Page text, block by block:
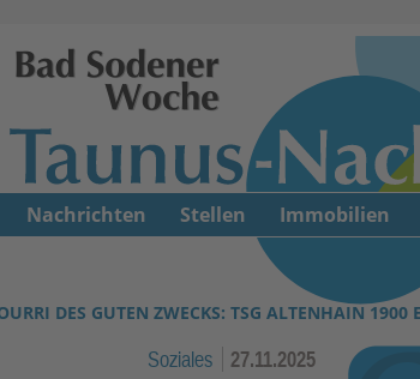
Zum Inhalt springen ↓
DES GUTEN ZWECKS: TSG ALTENHAIN 1900
Soziales 27.11.2025
Nachrichten Stellen Immobilien